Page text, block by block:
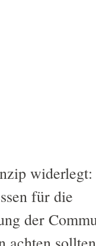
für die
der